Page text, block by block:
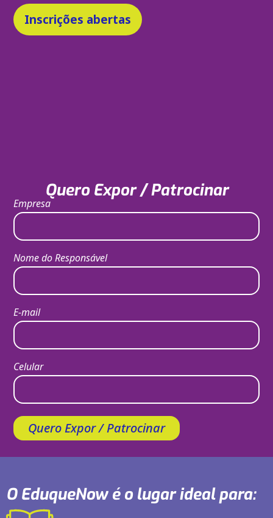
Inscrições abertas
Quero Expor / Patrocinar
Empresa
Nome do Responsável
E-mail
Celular
Quero Expor / Patrocinar
O EduqueNow é o lugar ideal para: